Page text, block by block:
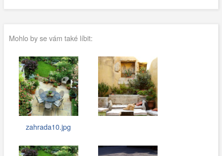
Mohlo by se vám také líbit:
zahrada10.jpg